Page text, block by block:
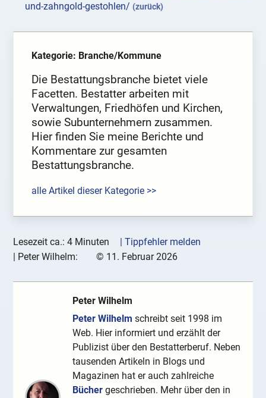
und-zahngold-gestohlen/ (zurück)
Kategorie: Branche/Kommune
Die Bestattungsbranche bietet viele
Facetten. Bestatter arbeiten mit
Verwaltungen, Friedhöfen und Kirchen,
sowie Subunternehmern zusammen.
Hier finden Sie meine Berichte und
Kommentare zur gesamten
Bestattungsbranche.
alle Artikel dieser Kategorie >>
Lesezeit ca.: 4 Minuten
| Tippfehler melden
Peter Wilhelm: © 11. Februar 2026
Peter Wilhelm
Peter Wilhelm schreibt seit 1998 im
Web. Hier informiert und erzählt der
Publizist über den Bestatterberuf. Neben
tausenden Artikeln in Blogs und
Magazinen hat er auch zahlreiche
Bücher geschrieben. Mehr über den in